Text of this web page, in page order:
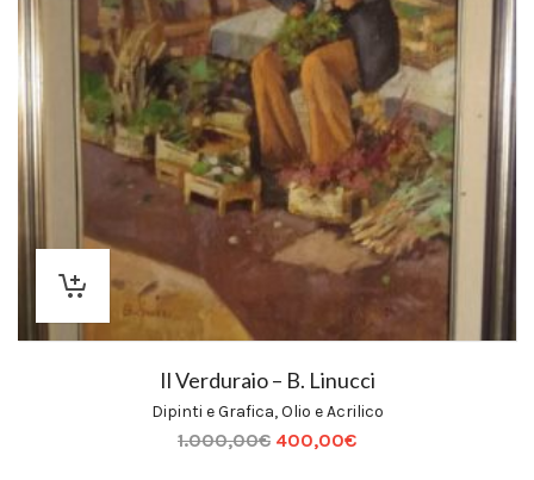
Il Verduraio – B. Linucci
Dipinti e Grafica,Olio e Acrilico
1.000,00€ 400,00€